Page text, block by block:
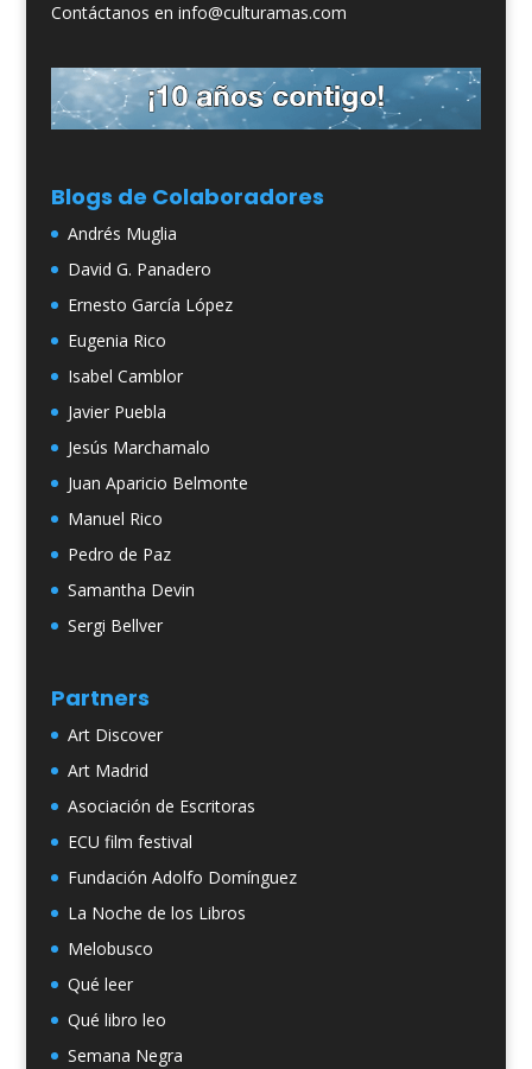
Contáctanos en info@culturamas.com
Blogs de Colaboradores
Andrés Muglia
David G. Panadero
Ernesto García López
Eugenia Rico
Isabel Camblor
Javier Puebla
Jesús Marchamalo
Juan Aparicio Belmonte
Manuel Rico
Pedro de Paz
Samantha Devin
Sergi Bellver
Partners
Art Discover
Art Madrid
Asociación de Escritoras
ECU film festival
Fundación Adolfo Domínguez
La Noche de los Libros
Melobusco
Qué leer
Qué libro leo
Semana Negra